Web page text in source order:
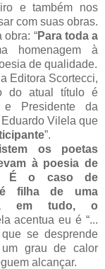
e também nos
com suas obras.
obra: “Para toda a
homenagem à
de qualidade.
Editora Scortecci,
do atual título é
e Presidente da
Vilela que
”.
os poetas
à poesia de
É o caso de
é filha de uma
em tudo, o
acentua eu é “...
se desprende
grau de calor
alcançar.